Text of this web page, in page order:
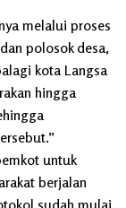
melalui proses
polosok desa,
kota Langsa
hingga
untuk
berjalan
sudah mulai